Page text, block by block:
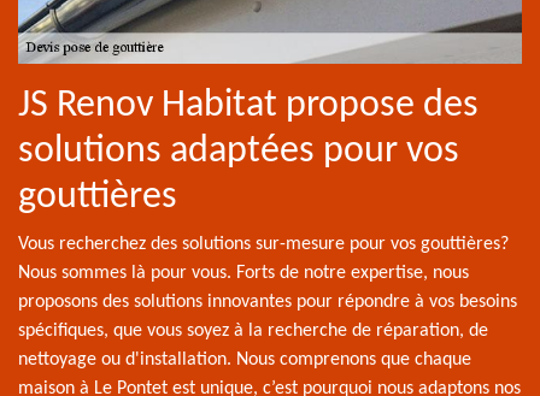
JS Renov Habitat propose des
solutions adaptées pour vos
gouttières
Vous recherchez des solutions sur-mesure pour vos gouttières?
Nous sommes là pour vous. Forts de notre expertise, nous
proposons des solutions innovantes pour répondre à vos besoins
spécifiques, que vous soyez à la recherche de réparation, de
nettoyage ou d'installation. Nous comprenons que chaque
maison à Le Pontet est unique, c’est pourquoi nous adaptons nos